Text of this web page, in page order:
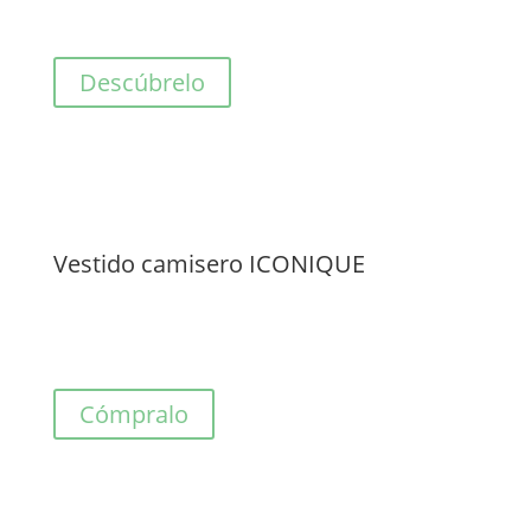
Descúbrelo
Vestido camisero ICONIQUE
Cómpralo